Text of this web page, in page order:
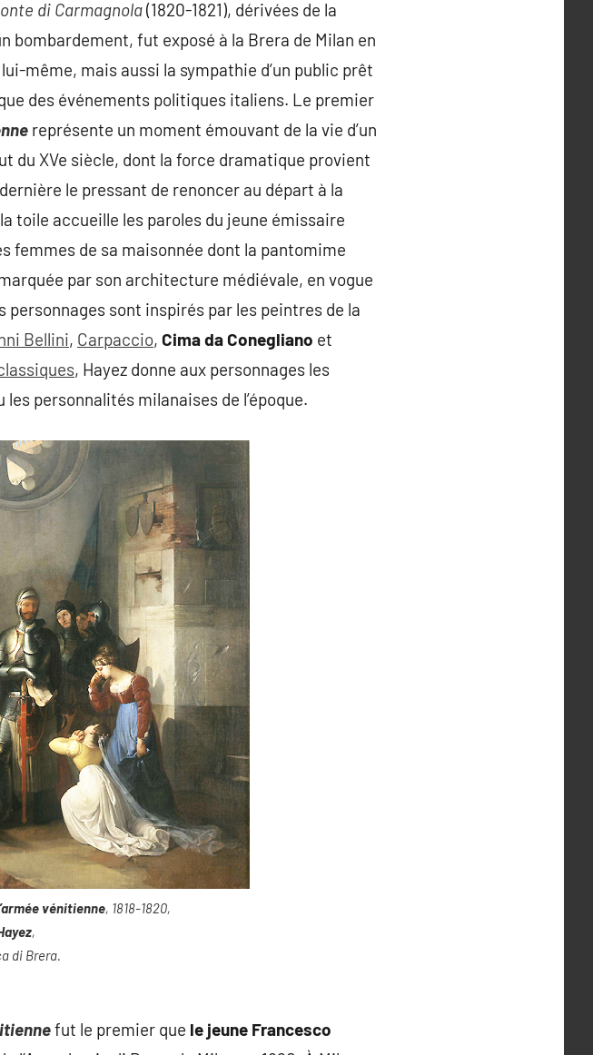
di Carmagnola(1820-1821), dérivées de la
bombardement, fut exposé à la Brera de Milan en
même, mais aussi la sympathie d’un public prêt
des événements politiques italiens. Le premier
représente un moment émouvant de la vie d’un
du XVe siècle, dont la force dramatique provient
le pressant de renoncer au départ à la
toile accueille les paroles du jeune émissaire
femmes de sa maisonnée dont la pantomime
par son architecture médiévale, en vogue
sont inspirés par les peintres de la
Bellini, Carpaccio, Cima da Conegliano et
, Hayez donne aux personnages les
personnalités milanaises de l’époque.
vénitienne, 1818-1820,
,
di Brera.
fut le premier que le jeune Francesco